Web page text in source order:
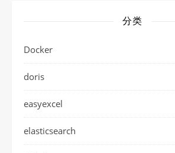
分类
Docker
doris
easyexcel
elasticsearch